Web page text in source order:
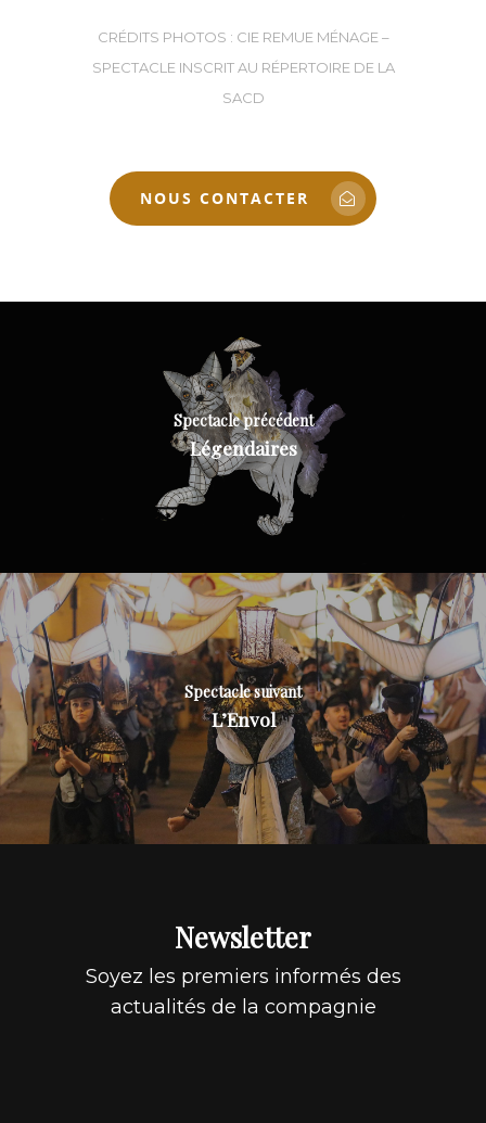
CRÉDITS PHOTOS : CIE REMUE MÉNAGE –
SPECTACLE INSCRIT AU RÉPERTOIRE DE LA
SACD
NOUS CONTACTER
Spectacle précédent
Légendaires
Spectacle suivant
L’Envol
Newsletter
Soyez les premiers informés des
actualités de la compagnie